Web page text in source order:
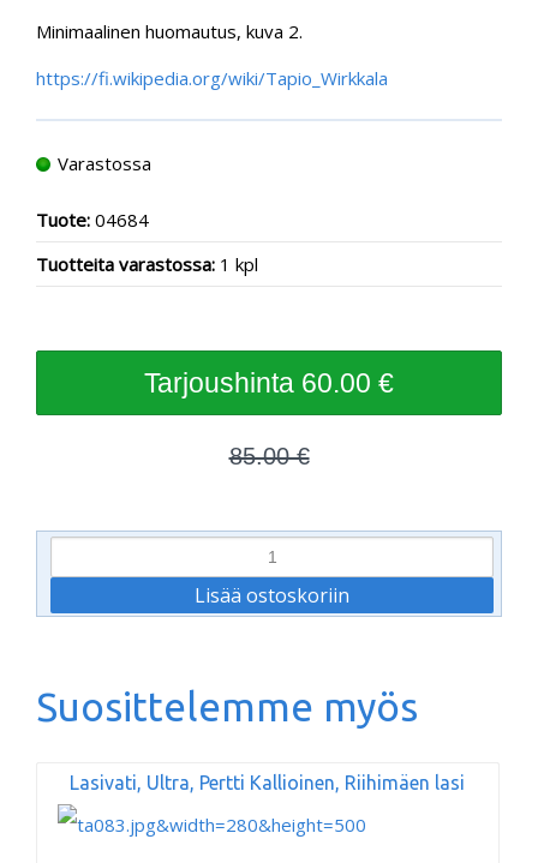
Minimaalinen huomautus, kuva 2.
https://fi.wikipedia.org/wiki/Tapio_Wirkkala
Varastossa
Tuote: 04684
Tuotteita varastossa: 1 kpl
60.00 €
85.00 €
Suosittelemme myös
Lasivati, Ultra, Pertti Kallioinen, Riihimäen lasi